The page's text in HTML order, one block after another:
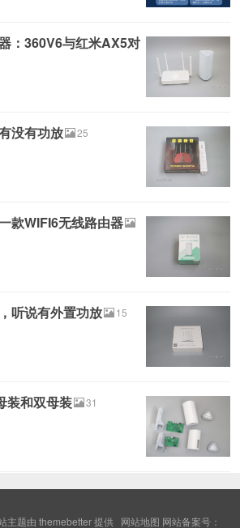
：360V6与红米AX5对
没有功放 25
款WIFI6无线路由器
听说有外置功放 15
装和双母装 31
主题由 themebetter提供 网站地图 网站备案号：